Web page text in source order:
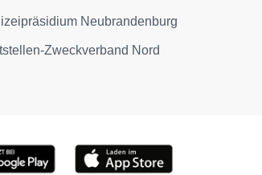
Neubrandenburg
Zweckverband Nord